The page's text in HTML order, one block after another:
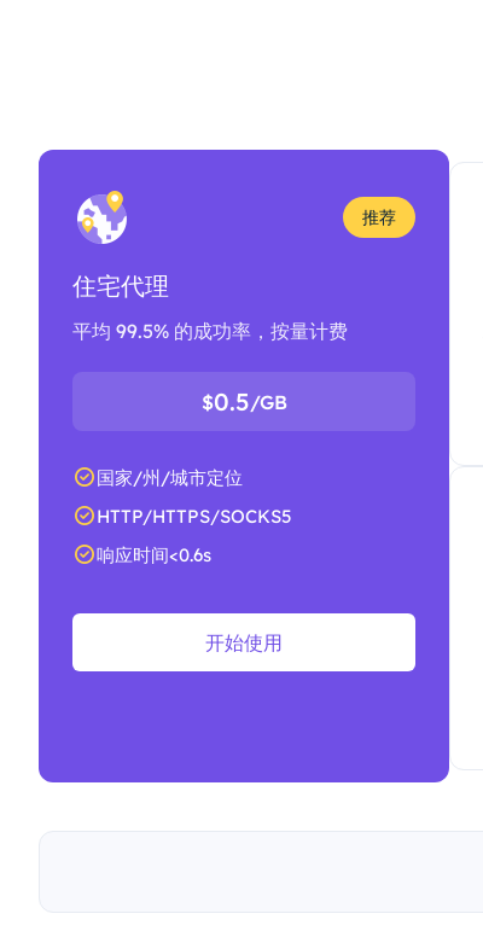
推荐
住宅代理
平均 99.5% 的成功率，按量计费
$0.5/GB
国家/州/城市定位
HTTP/HTTPS/SOCKS5
响应时间<0.6s
开始使用